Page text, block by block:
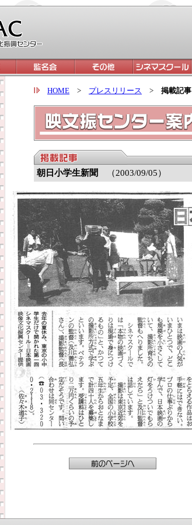
HOME > プレスリリース > 掲載記事
朝日小学生新聞 （2003/09/05）